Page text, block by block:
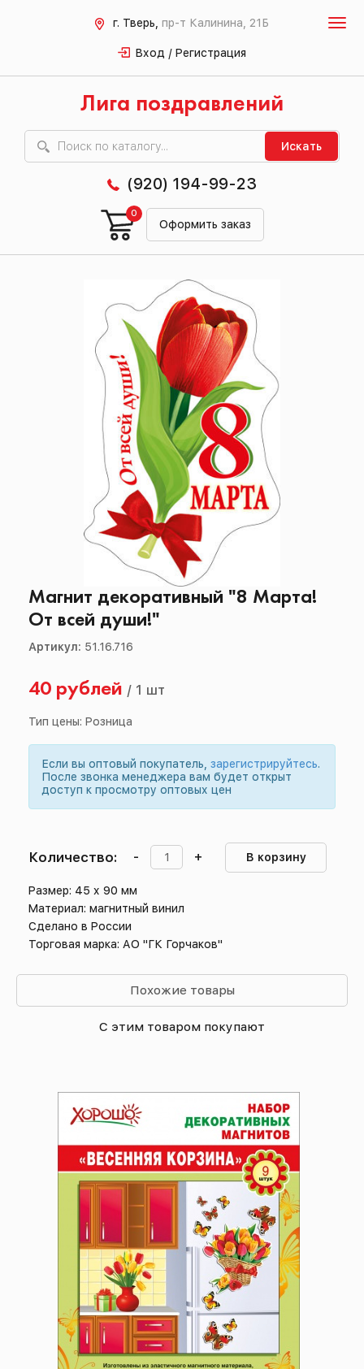
г. Тверь, пр-т Калинина, 21Б
Вход / Регистрация
Лига поздравлений
Искать
(920) 194-99-23
Оформить заказ
0
Магнит декоративный "8 Марта!
От всей души!"
Артикул: 51.16.716
40 рублей / 1 шт
Тип цены: Розница
Если вы оптовый покупатель, зарегистрируйтесь.
После звонка менеджера вам будет открыт
доступ к просмотру оптовых цен
Количество: - + В корзину
Размер: 45 х 90 мм
Материал: магнитный винил
Сделано в России
Торговая марка: АО "ГК Горчаков"
Похожие товары
С этим товаром покупают